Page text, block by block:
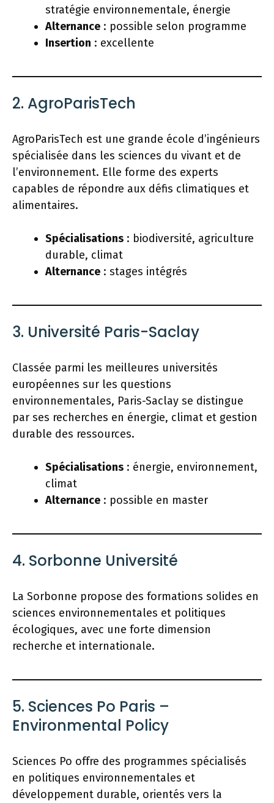
stratégie environnementale, énergie
Alternance : possible selon programme
Insertion : excellente
2. AgroParisTech
AgroParisTech est une grande école d’ingénieurs
spécialisée dans les sciences du vivant et de
l’environnement. Elle forme des experts
capables de répondre aux défis climatiques et
alimentaires.
Spécialisations : biodiversité, agriculture
durable, climat
Alternance : stages intégrés
3. Université Paris-Saclay
Classée parmi les meilleures universités
européennes sur les questions
environnementales, Paris-Saclay se distingue
par ses recherches en énergie, climat et gestion
durable des ressources.
Spécialisations : énergie, environnement,
climat
Alternance : possible en master
4. Sorbonne Université
La Sorbonne propose des formations solides en
sciences environnementales et politiques
écologiques, avec une forte dimension
recherche et internationale.
5. Sciences Po Paris –
Environmental Policy
Sciences Po offre des programmes spécialisés
en politiques environnementales et
développement durable, orientés vers la